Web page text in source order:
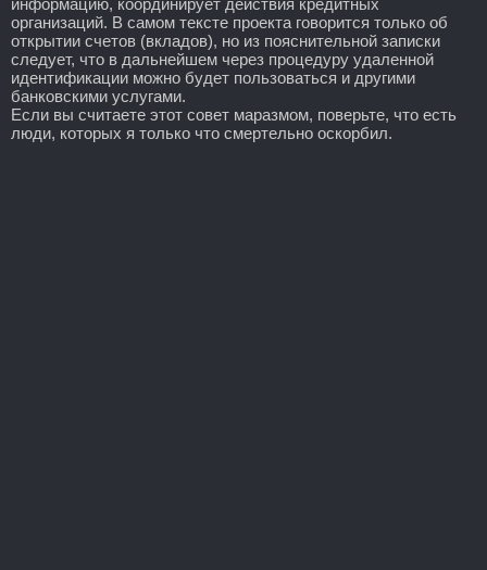
организаций. В самом тексте проекта говорится только об
открытии счетов (вкладов), но из пояснительной записки
следует, что в дальнейшем через процедуру удаленной
идентификации можно будет пользоваться и другими
банковскими услугами.
Если вы считаете этот совет маразмом, поверьте, что есть
люди, которых я только что смертельно оскорбил.